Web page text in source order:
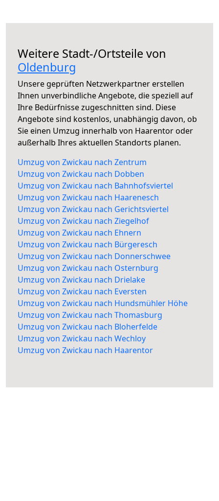
Weitere Stadt-/Ortsteile von
Oldenburg
Unsere geprüften Netzwerkpartner erstellen
Ihnen unverbindliche Angebote, die speziell auf
Ihre Bedürfnisse zugeschnitten sind. Diese
Angebote sind kostenlos, unabhängig davon, ob
Sie einen Umzug innerhalb von Haarentor oder
außerhalb Ihres aktuellen Standorts planen.
Umzug von Zwickau nach Zentrum
Umzug von Zwickau nach Dobben
Umzug von Zwickau nach Bahnhofsviertel
Umzug von Zwickau nach Haarenesch
Umzug von Zwickau nach Gerichtsviertel
Umzug von Zwickau nach Ziegelhof
Umzug von Zwickau nach Ehnern
Umzug von Zwickau nach Bürgeresch
Umzug von Zwickau nach Donnerschwee
Umzug von Zwickau nach Osternburg
Umzug von Zwickau nach Drielake
Umzug von Zwickau nach Eversten
Umzug von Zwickau nach Hundsmühler Höhe
Umzug von Zwickau nach Thomasburg
Umzug von Zwickau nach Bloherfelde
Umzug von Zwickau nach Wechloy
Umzug von Zwickau nach Haarentor